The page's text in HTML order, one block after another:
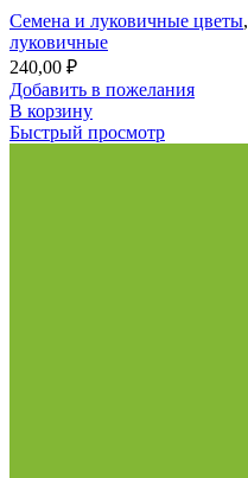
Семена и луковичные цветы,
луковичные
240,00 ₽
Добавить в пожелания
В корзину
Быстрый просмотр